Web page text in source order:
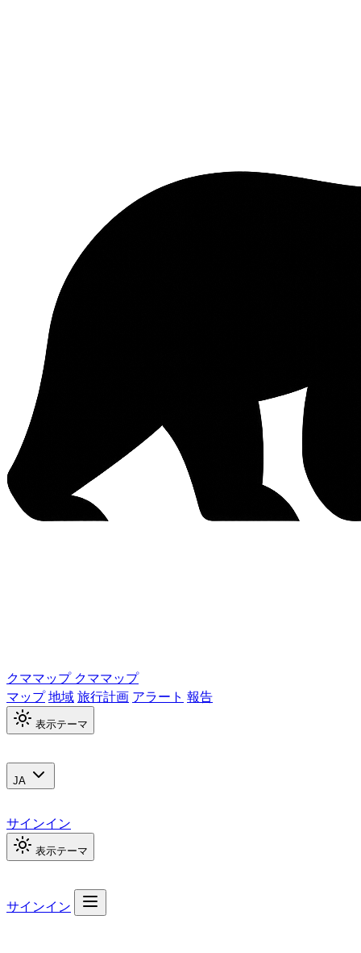
クママップ クママップ
マップ地域旅行計画 アラート 報告
表示テーマ
JA
サインイン
表示テーマ
サインイン